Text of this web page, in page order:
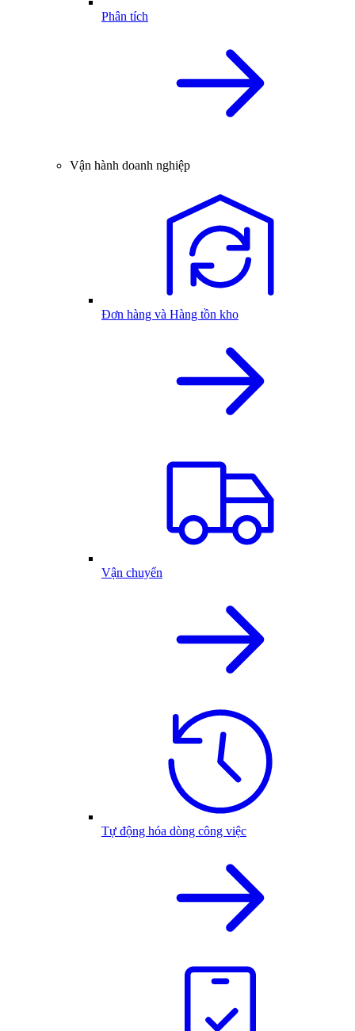
Phân tích
Vận hành doanh nghiệp
Đơn hàng và Hàng tồn kho
Vận chuyển
Tự động hóa dòng công việc